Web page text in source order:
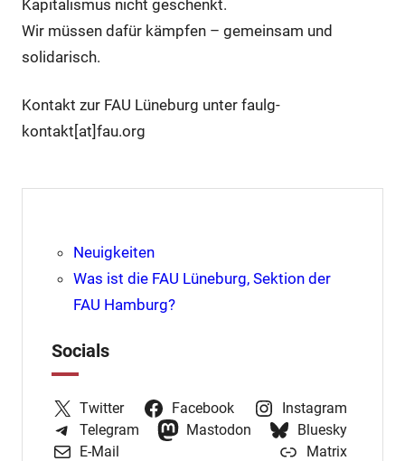
Kapitalismus nicht geschenkt.
Wir müssen dafür kämpfen – gemeinsam und
solidarisch.
Kontakt zur FAU Lüneburg unter faulg-
kontakt[at]fau.org
Neuigkeiten
Was ist die FAU Lüneburg, Sektion der
FAU Hamburg?
Socials
Twitter Facebook
Instagram
Telegram
Mastodon
Bluesky
E-Mail
Matrix